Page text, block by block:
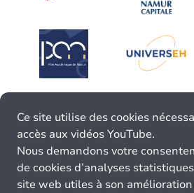
Ce site utilise des cookies
accès aux vidéos YouTube.
Nous demandons votre
de cookies d’analyses
site web utiles à son